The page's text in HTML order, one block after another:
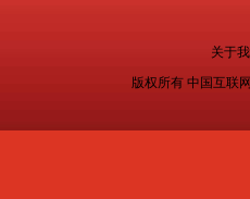
关于
版权所有 中国互联